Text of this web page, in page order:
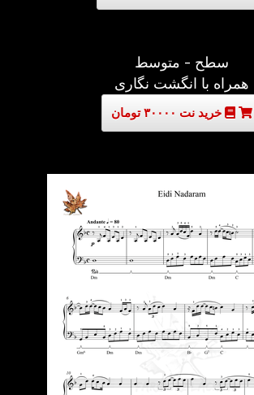
سطح - متوسط
همراه با انگشت نگاری
خرید نت ۳۰۰۰۰ تومان